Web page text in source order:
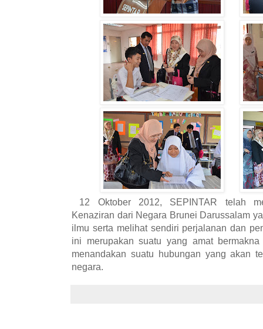
12 Oktober 2012, SEPINTAR telah
Kenaziran dari Negara Brunei Darussalam
ilmu serta melihat sendiri perjalanan dan
ini merupakan suatu yang amat
menandakan suatu hubungan yang akan
negara.